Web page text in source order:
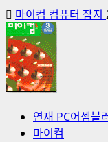
마이컴 컴퓨터 잡지
연재 PC어셈블
마이컴